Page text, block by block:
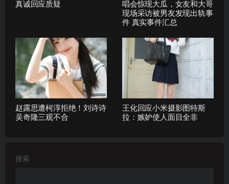
真诚回应质疑
唱会惊现大瓜，女友和大哥
现场采访被男友发现出轨事
件 真实事件汇总
赵露思遭柯淳拒绝！刘诗诗
吴奇隆三观不合
王化回应小米摄影图特斯
拉：嫉妒使人面目全非
搜索